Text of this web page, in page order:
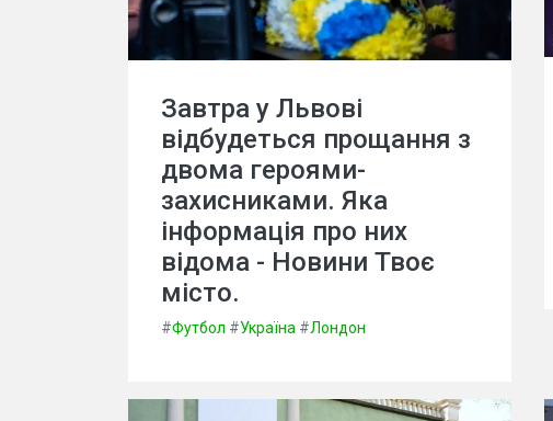
Завтра у Львові
відбудеться прощання з
двома героями-
захисниками. Яка
інформація про них
відома - Новини Твоє
місто.
#Футбол #Україна #Лондон